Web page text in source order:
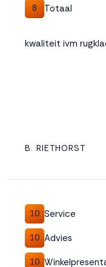
8 Totaal
kwaliteit ivm
B. RIETHORST
10 Service
10 Advies
10